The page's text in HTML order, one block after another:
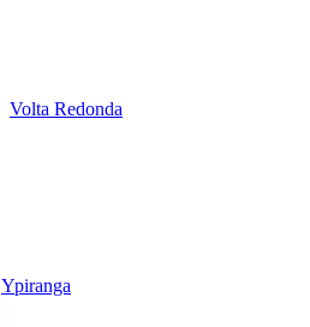
Volta Redonda
Ypiranga